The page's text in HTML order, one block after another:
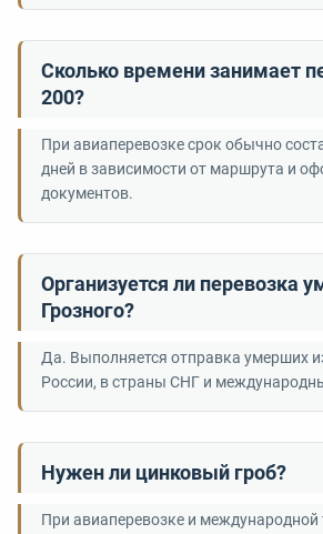
Сколько времени занимает
200?
При авиаперевозке срок обычно
дней в зависимости от маршрута и
документов.
Организуется ли перевозка
Грозного?
Да. Выполняется отправка умерших
России, в страны СНГ и
Нужен ли цинковый гроб?
При авиаперевозке и международной